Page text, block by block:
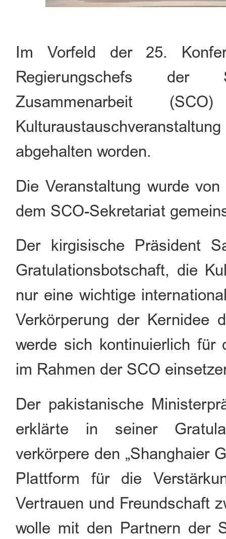
Im Vorfeld der 25.
Regierungschefs der
Zusammenarbeit
abgehalten worden.
Die Veranstaltung wurde
dem SCO-Sekretariat
Der kirgisische Präsident
Gratulationsbotschaft, die
nur eine wichtige
Verkörperung der Kernidee
werde sich kontinuierlich für
im Rahmen der SCO
Der pakistanische
erklärte in seiner
verkörpere den „Shanghaier
Plattform für die
Vertrauen und Freundschaft
wolle mit den Partnern der